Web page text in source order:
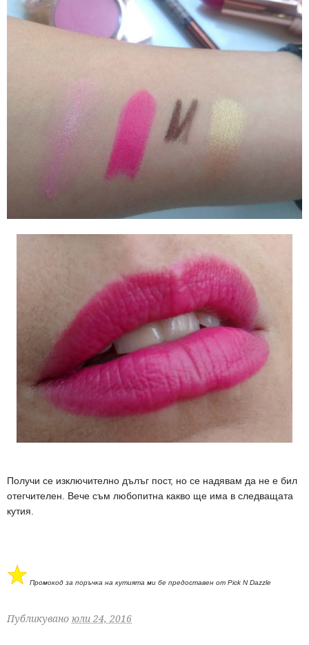
Получи се изключително дълъг пост, но се надявам да не е бил
отегчителен. Вече съм любопитна какво ще има в следващата
кутия.
Промокод за поръчка на кутията ми бе предоставен от Pick N Dazzle
Публикувано юли 24, 2016